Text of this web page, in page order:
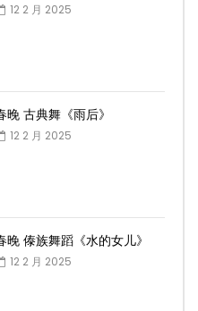
12 2 月 2025
古典舞《雨后》
12 2 月 2025
傣族舞蹈《水的女儿》
12 2 月 2025